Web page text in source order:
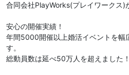
合同会社PlayWorks(プレイワークス)
安心の開催実績！
年間5000開催以上婚活イベントを幅
す。
総動員数は延べ50万人を超えました！